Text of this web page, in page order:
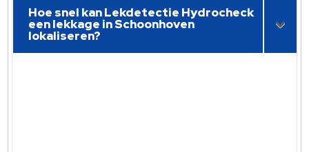
Hoe snel kan Lekdetectie Hydrocheck
een lekkage in Schoonhoven
lokaliseren?